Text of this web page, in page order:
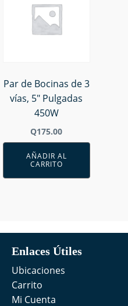
Par de Bocinas de 3
vías, 5" Pulgadas
450W
Q175.00
AÑADIR AL
CARRITO
Enlaces Útiles
Ubicaciones
Carrito
Mi Cuenta